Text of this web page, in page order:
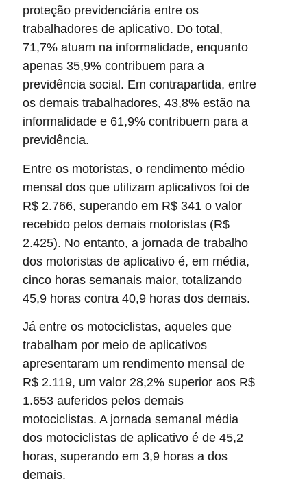
proteção previdenciária entre os
trabalhadores de aplicativo. Do total,
71,7% atuam na informalidade, enquanto
apenas 35,9% contribuem para a
previdência social. Em contrapartida, entre
os demais trabalhadores, 43,8% estão na
informalidade e 61,9% contribuem para a
previdência.
Entre os motoristas, o rendimento médio
mensal dos que utilizam aplicativos foi de
R$ 2.766, superando em R$ 341 o valor
recebido pelos demais motoristas (R$
2.425). No entanto, a jornada de trabalho
dos motoristas de aplicativo é, em média,
cinco horas semanais maior, totalizando
45,9 horas contra 40,9 horas dos demais.
Já entre os motociclistas, aqueles que
trabalham por meio de aplicativos
apresentaram um rendimento mensal de
R$ 2.119, um valor 28,2% superior aos R$
1.653 auferidos pelos demais
motociclistas. A jornada semanal média
dos motociclistas de aplicativo é de 45,2
horas, superando em 3,9 horas a dos
demais.